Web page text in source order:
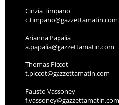
Cinzia Timpano
c.timpano@gazzettamatin.com
Arianna Papalia
a.papalia@gazzettamatin.com
Thomas Piccot
t.piccot@gazzettamatin.com
Fausto Vassoney
f.vassoney@gazzettamatin.com